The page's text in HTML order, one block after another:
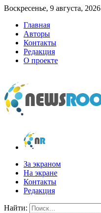
Воскресенье, 9 августа, 2026
Главная
Авторы
Контакты
Редакция
О проекте
newsroom.su
Новости о новостях
За экраном
На экране
Контакты
Редакция
Найти: